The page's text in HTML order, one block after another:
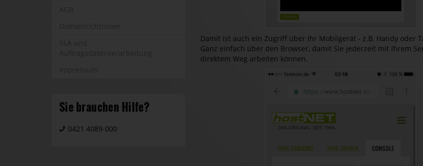
Damit ist auch ein Zugriff über Ihr Mobilgerät - z.B. Handy oder
Ganz einfach über den Browser, damit Sie jederzeit mit Ihrem
direktem Weg arbeiten können.
Sie brauchen Hilfe?
0421 4089-000